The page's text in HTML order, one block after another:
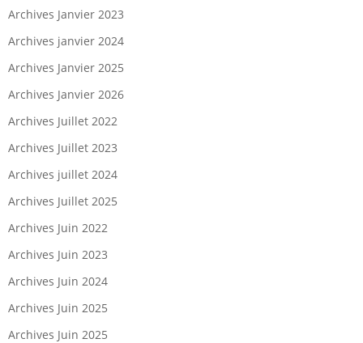
Archives Janvier 2023
Archives janvier 2024
Archives Janvier 2025
Archives Janvier 2026
Archives Juillet 2022
Archives Juillet 2023
Archives juillet 2024
Archives Juillet 2025
Archives Juin 2022
Archives Juin 2023
Archives Juin 2024
Archives Juin 2025
Archives Juin 2025